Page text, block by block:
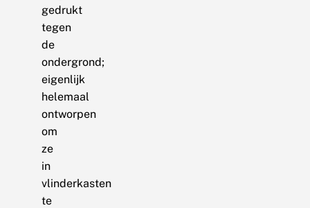
gedrukt
tegen
de
ondergrond;
eigenlijk
helemaal
ontworpen
om
ze
in
vlinderkasten
te